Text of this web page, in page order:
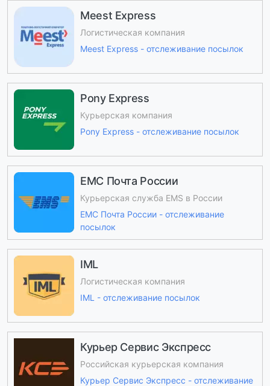
Meest Express
Логистическая компания
Meest Express - отслеживание посылок
Pony Express
Курьерская компания
Pony Express - отслеживание посылок
ЕМС Почта России
Курьерская служба EMS в России
ЕМС Почта России - отслеживание
посылок
IML
Логистическая компания
IML - отслеживание посылок
Курьер Сервис Экспресс
Российская курьерская компания
Курьер Сервис Экспресс - отслеживание